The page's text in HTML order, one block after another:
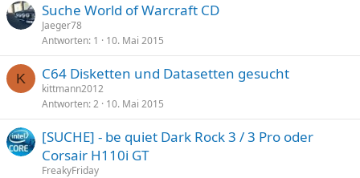
Suche World of Warcraft CD
Jaeger78
Antworten 1 10. Mai 2015
K C64 Disketten und Datasetten gesucht
kittmann2012
Antworten 2 10. Mai 2015
[SUCHE] - be quiet Dark Rock 3 / 3 Pro oder
Corsair H110i GT
FreakyFriday